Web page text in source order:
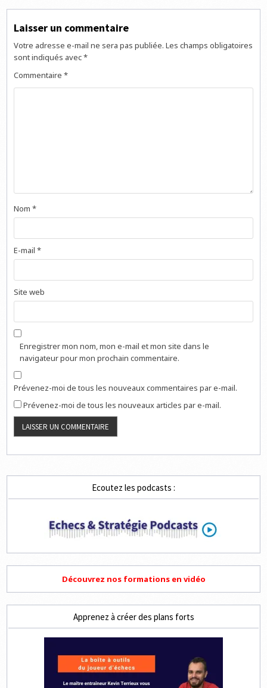
Laisser un commentaire
Votre adresse e-mail ne sera pas publiée. Les champs obligatoires
sont indiqués avec*
Commentaire*
Nom*
E-mail*
Site web
Enregistrer mon nom, mon e-mail et mon site dans le
navigateur pour mon prochain commentaire.
Prévenez-moi de tous les nouveaux commentaires par e-mail.
Prévenez-moi de tous les nouveaux articles par e-mail.
Ecoutez les podcasts :
Découvrez nos formations en vidéo
Apprenez à créer des plans forts